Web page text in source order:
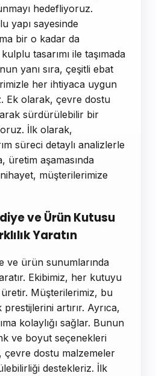
hedefliyoruz.
yapı sayesinde
bir o kadar da
tasarımı ile taşımada
yanı sıra, çeşitli ebat
her ihtiyaca uygun
Ek olarak, çevre dostu
sürdürülebilir bir
İlk olarak,
süreci detaylı analizlerle
üretim aşamasında
nihayet, müşterilerimize
ve Ürün Kutusu
Yaratın
ve ürün sunumlarında
Ekibimiz, her kutuyu
Müşterilerimiz, bu
artırır. Ayrıca,
kolaylığı sağlar. Bunun
ve boyut seçenekleri
çevre dostu malzemeler
destekleriz. İlk